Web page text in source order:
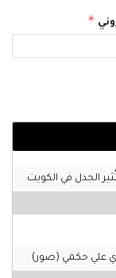
*
الجدل في الكويت
علي حكمي (صور)